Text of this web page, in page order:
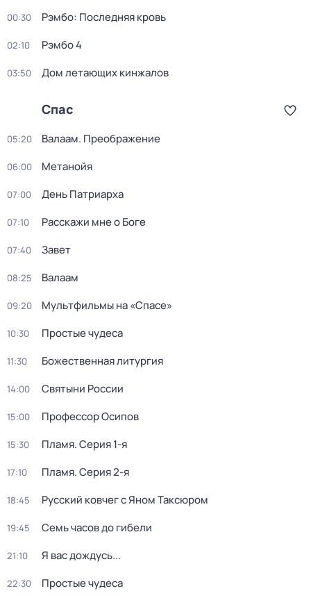
00:30 Рэмбо: Последняя кровь
02:10 Рэмбо 4
03:50 Дом летающих кинжалов
Спас
05:20 Валаам. Преображение
06:00 Метанойя
07:00 День Патриарха
07:10 Расскажи мне о Боге
07:40 Завет
08:25 Валаам
09:20 Мультфильмы на «Спасе»
10:30 Простые чудеса
11:30 Божественная литургия
14:00 Святыни России
15:00 Профессор Осипов
15:30 Пламя. Серия 1-я
17:10 Пламя. Серия 2-я
18:45 Русский ковчег с Яном Таксюром
19:45 Семь часов до гибели
21:10 Я вас дождусь...
22:30 Простые чудеса